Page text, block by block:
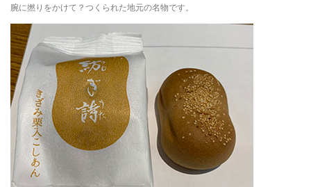
腕に撚りをかけて？つくられた地元の名物です。